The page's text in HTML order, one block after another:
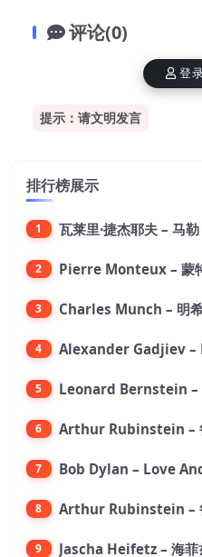
评论(0)
提示：请文明发言
登
排行榜展示
1
2
3
4
5
6
7 Bob Dylan – Love
8
9